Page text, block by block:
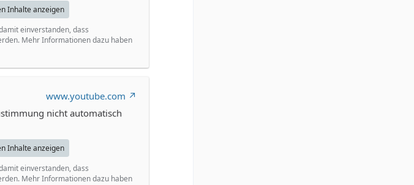
Inhalte anzeigen
einverstanden, dass
Mehr Informationen dazu haben
www.youtube.com
nicht automatisch
Inhalte anzeigen
einverstanden, dass
Mehr Informationen dazu haben